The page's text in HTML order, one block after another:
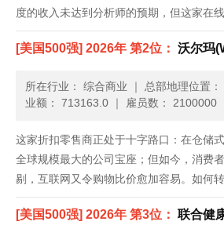
度的收入未达到分析师的预期，但这家在
收入增加了27%，达到610亿美元；而
480亿美元。公司继续大力推广Kind......
[美国500强] 2026年 第2位： 沃尔玛
所在行业： 综合商业 ｜ 总部地理位置
业额： 713163.0 ｜ 雇员数： 2100000
这家折扣零售商正处于十字路口：在仓储
全球规模最大的公司宝座；但如今，消费
剔，互联网又令购物比价愈加容易。如何
首席执行官董明伦带领下，沃尔玛美国业
度销售额零增长的局面。但复苏局势很脆
[美国500强] 2026年 第3位： 联合健